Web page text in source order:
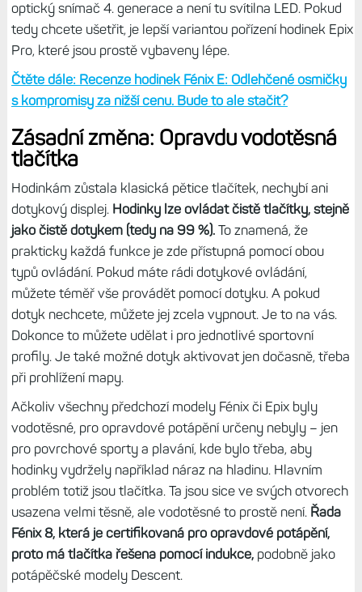
optický snímač 4. generace a není tu svítilna LED. Pokud
tedy chcete ušetřit, je lepší variantou pořízení hodinek Epix
Pro, které jsou prostě vybaveny lépe.
Čtěte dále: Recenze hodinek Fénix E: Odlehčené osmičky
s kompromisy za nižší cenu. Bude to ale stačit?
Zásadní změna: Opravdu vodotěsná
tlačítka
Hodinkám zůstala klasická pětice tlačítek, nechybí ani
dotykový displej. Hodinky lze ovládat čistě tlačítky, stejně
jako čistě dotykem (tedy na 99 %).To znamená, že
prakticky každá funkce je zde přístupná pomocí obou
typů ovládání. Pokud máte rádi dotykové ovládání,
můžete téměř vše provádět pomocí dotyku. A pokud
dotyk nechcete, můžete jej zcela vypnout. Je to na vás.
Dokonce to můžete udělat i pro jednotlivé sportovní
profily. Je také možné dotyk aktivovat jen dočasně, třeba
při prohlížení mapy.
Ačkoliv všechny předchozí modely Fénix či Epix byly
vodotěsné, pro opravdové potápění určeny nebyly – jen
pro povrchové sporty a plavání, kde bylo třeba, aby
hodinky vydržely například náraz na hladinu. Hlavním
problém totiž jsou tlačítka. Ta jsou sice ve svých otvorech
usazena velmi těsně, ale vodotěsné to prostě není. Řada
Fénix 8, která je certifikovaná pro opravdové potápění,
proto má tlačítka řešena pomocí indukce,podobně jako
potápěčské modely Descent.